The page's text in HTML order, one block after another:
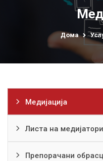
Дома
Медијација
Листа на медијатори
Препорачани